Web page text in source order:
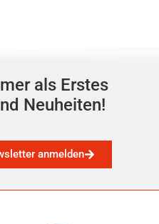
als Erstes
Neuheiten!
anmelden